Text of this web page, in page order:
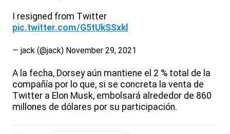
I resigned from Twitter
pic.twitter.com/G5tUkSSxkl
— jack (@jack) November 29, 2021
A la fecha, Dorsey aún mantiene el 2 % total de la
compañía por lo que, si se concreta la venta de
Twitter a Elon Musk, embolsará alrededor de 860
millones de dólares por su participación.